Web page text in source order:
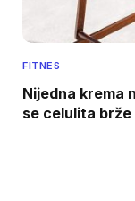
FITNES
Nijedna krema
se celulita